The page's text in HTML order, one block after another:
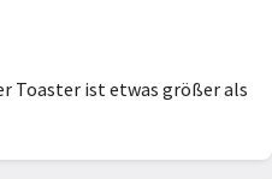
Toaster ist etwas größer als